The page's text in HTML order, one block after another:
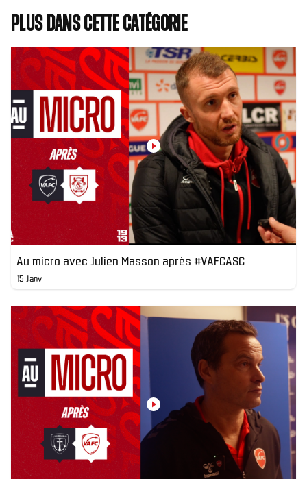
Plus dans cette catégorie
Au micro avec Julien Masson après #VAFCASC
15 Janv